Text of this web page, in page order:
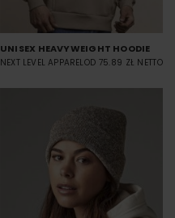
UNISEX HEAVYWEIGHT HOODIE
NEXT LEVEL APPARELOD 75.89 ZŁ NETTO